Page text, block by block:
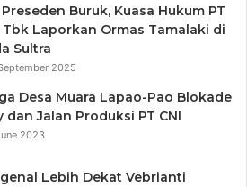
Buruk, Kuasa Hukum PT
Tbk Laporkan Ormas Tamalaki di
Sultra
2025
Desa Muara Lapao-Pao Blokade
dan Jalan Produksi PT CNI
2023
Lebih Dekat Vebrianti